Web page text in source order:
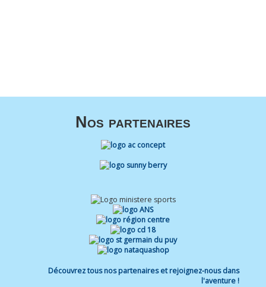
Nos partenaires
Découvrez tous nos partenaires et rejoignez-nous dans
l'aventure !